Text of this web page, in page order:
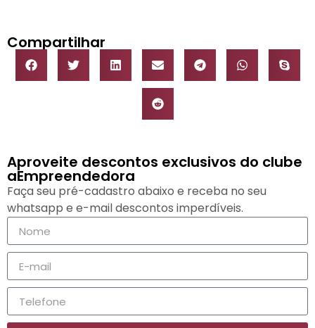
Compartilhar
Aproveite descontos exclusivos do clube
aEmpreendedora
Faça seu pré-cadastro abaixo e receba no seu
whatsapp e e-mail descontos imperdíveis.